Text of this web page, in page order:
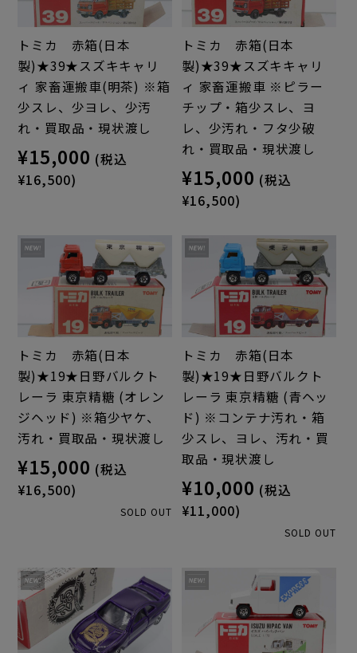
トミカ 赤箱(日本
製)★39★スズキキャリ
ィ 家畜運搬車(明茶) ※箱
少スレ、少ヨレ、少汚
れ・買取品・現状渡し
¥15,000 (税込
¥16,500)
トミカ 赤箱(日本
製)★39★スズキキャリ
ィ 家畜運搬車 ※ピラー
チップ・箱少スレ、ヨ
レ、少汚れ・フタ少破
れ・買取品・現状渡し
¥15,000 (税込
¥16,500)
トミカ 赤箱(日本
製)★19★日野バルクト
レーラ 東京精糖 (オレン
ジヘッド) ※箱少ヤケ、
汚れ・買取品・現状渡し
¥15,000 (税込
¥16,500)
SOLD OUT
トミカ 赤箱(日本
製)★19★日野バルクト
レーラ 東京精糖 (青ヘッ
ド) ※コンテナ汚れ・箱
少スレ、ヨレ、汚れ・買
取品・現状渡し
¥10,000 (税込
¥11,000)
SOLD OUT